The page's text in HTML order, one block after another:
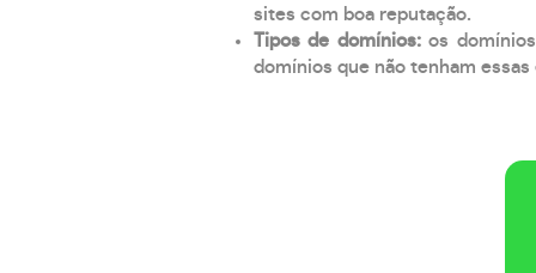
sites com boa reputação.
Tipos de domínios:os
domínios que não tenham